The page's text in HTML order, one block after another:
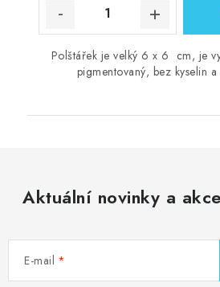
Polštářek je velký 6 x 6 cm, je
pigmentovaný, bez kyselin
Aktuální novinky a
E-mail